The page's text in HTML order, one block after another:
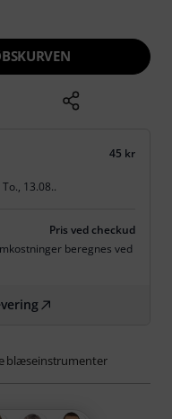
45 kr
To., 13.08..
Pris ved checkud
beregnes ved
blæseinstrumenter